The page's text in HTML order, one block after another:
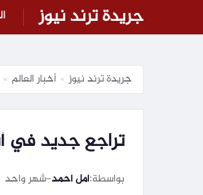
جريدة ترند نيوز
جريدة ترند نيوز » أخبار العالم »
تراجع جديد في
بواسطة:أمل أحمد–شهر واحد